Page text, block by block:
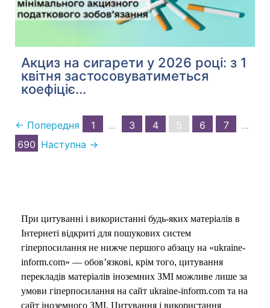
Акциз на сигарети у 2026 році: з 1
квітня застосовуватиметься
коефіціє...
← Попередня 1 … 3 4 5 6 7 …
690 Наступна →
При цитуванні і використанні будь-яких матеріалів в
Інтернеті відкриті для пошукових систем
гіперпосилання не нижче першого абзацу на «ukraine-
inform.com» — обов’язкові, крім того, цитування
перекладів матеріалів іноземних ЗМІ можливе лише за
умови гіперпосилання на сайт ukraine-inform.com та на
сайт іноземного ЗМІ. Цитування і використання